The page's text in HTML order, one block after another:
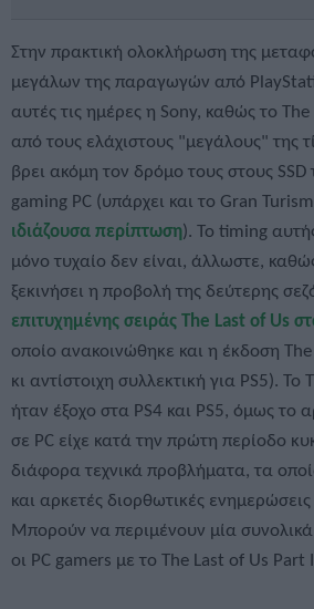
Στην πρακτική ολοκλήρωση της
μεγάλων της παραγωγών από
αυτές τις ημέρες η Sony, καθώς το
από τους ελάχιστους "μεγάλους" της
βρει ακόμη τον δρόμο τους στους
gaming PC (υπάρχει και το Gran
ιδιάζουσα περίπτωση). Το timing
μόνο τυχαίο δεν είναι, άλλωστε,
ξεκινήσει η προβολή της δεύτερης
επιτυχημένης σειράς The Last of Us
οποίο ανακοινώθηκε και η έκδοση
κι αντίστοιχη συλλεκτική για PS5). Το
ήταν έξοχο στα PS4 και PS5, όμως το
σε PC είχε κατά την πρώτη περίοδο
διάφορα τεχνικά προβλήματα, τα
και αρκετές διορθωτικές
Μπορούν να περιμένουν μία
οι PC gamers με το The Last of Us Part